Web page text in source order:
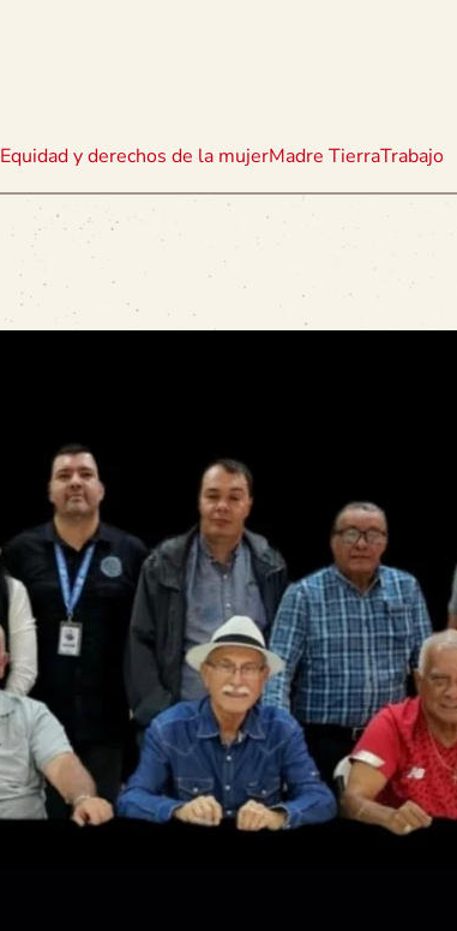
Equidad y derechos de la mujerMadre TierraTrabajo